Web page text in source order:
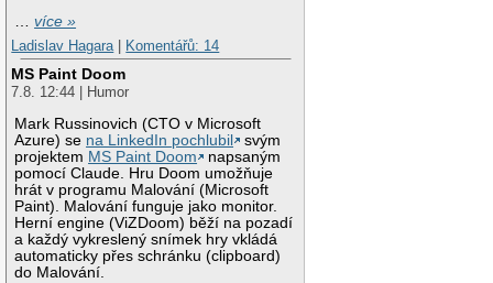
…více »
Ladislav Hagara
Komentářů: 14
MS Paint Doom
7.8. 12:44 | Humor
Mark Russinovich (CTO v Microsoft
Azure) se na LinkedIn pochlubil
svým
projektem MS Paint Doom
napsaným
pomocí Claude. Hru Doom umožňuje
hrát v programu Malování (Microsoft
Paint). Malování funguje jako monitor.
Herní engine (ViZDoom) běží na pozadí
a každý vykreslený snímek hry vkládá
automaticky přes schránku (clipboard)
do Malování.